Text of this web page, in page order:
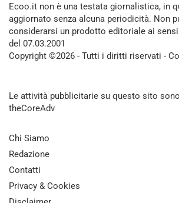
Ecoo.it non è una testata giornalistica, in
aggiornato senza alcuna periodicità. Non
considerarsi un prodotto editoriale ai
del 07.03.2001
Copyright ©2026 - Tutti i diritti riservati -
Le attività pubblicitarie su questo sito
theCoreAdv
Chi Siamo
Redazione
Contatti
Privacy & Cookies